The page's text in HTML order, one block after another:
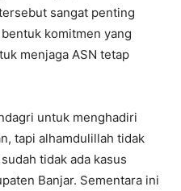
sangat penting
komitmen yang
menjaga ASN tetap
untuk menghadiri
tapi alhamdulillah tidak
tidak ada kasus
Banjar. Sementara ini